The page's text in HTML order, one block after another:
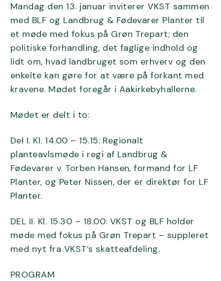
Mandag den 13. januar inviterer VKST sammen
med BLF og Landbrug & Fødevarer Planter til
et møde med fokus på Grøn Trepart; den
politiske forhandling, det faglige indhold og
lidt om, hvad landbruget som erhverv og den
enkelte kan gøre for at være på forkant med
kravene. Mødet foregår i Aakirkebyhallerne.
Mødet er delt i to:
Del I. Kl. 14.00 – 15.15: Regionalt
planteavlsmøde i regi af Landbrug &
Fødevarer v. Torben Hansen, formand for LF
Planter, og Peter Nissen, der er direktør for LF
Planter.
DEL II. Kl. 15.30 – 18.00: VKST og BLF holder
møde med fokus på Grøn Trepart – suppleret
med nyt fra VKST’s skatteafdeling.
PROGRAM